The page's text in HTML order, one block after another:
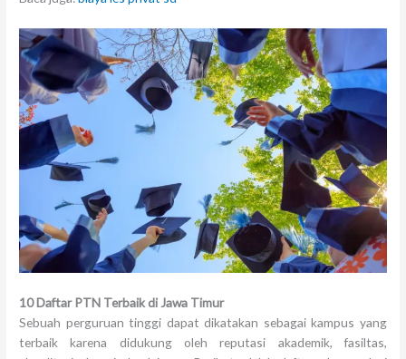
10 Daftar PTN Terbaik di Jawa Timur
Sebuah perguruan tinggi dapat dikatakan sebagai kampus yang
terbaik karena didukung oleh reputasi akademik, fasiltas,